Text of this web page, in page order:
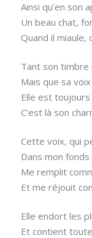
Ainsi qu’en son
Un beau chat,
Quand il miaule,
Tant son
Mais que sa
Elle est
C’est là son
Cette voix, qui
Dans mon
Me remplit
Et me réjouit
Elle endort les
Et contient